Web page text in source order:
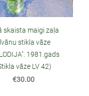
skaista maigi zaļa
stikla vāze
1981.gads
vāze LV 42)
€30.00